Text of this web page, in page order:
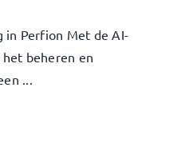
Waarom SHEPH
in Perfion Met de AI-
beheren en
...